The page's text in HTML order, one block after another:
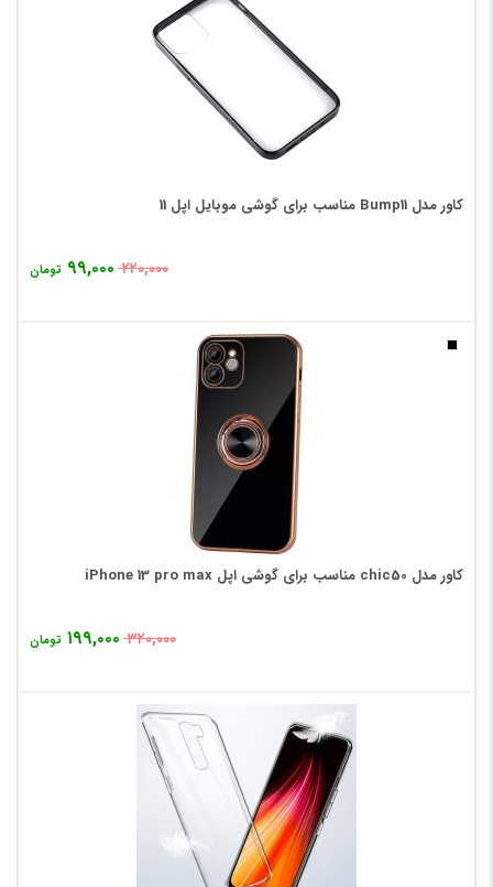
کاور مدل Bump11 مناسب برای گوشی موبایل اپل 11
۲۲۰,۰۰۰ ۹۹,۰۰۰ تومان
کاور مدل chic50 مناسب برای گوشی اپل iPhone 13 pro max
۳۲۰,۰۰۰ ۱۹۹,۰۰۰ تومان